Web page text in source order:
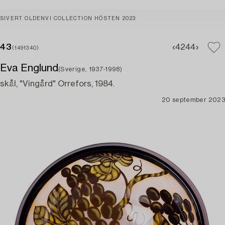
SIVERT OLDENVI COLLECTION HÖSTEN 2023
43 (1491340) 4244
Eva Englund (Sverige, 1937-1998)
skål, "Vingård" Orrefors, 1984.
20 september 2023